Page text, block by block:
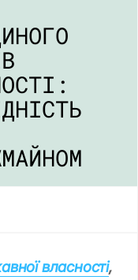
власності,